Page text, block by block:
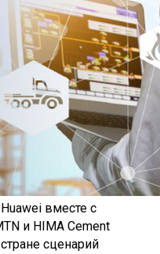
вместе с
и HIMA Cement
сценарий